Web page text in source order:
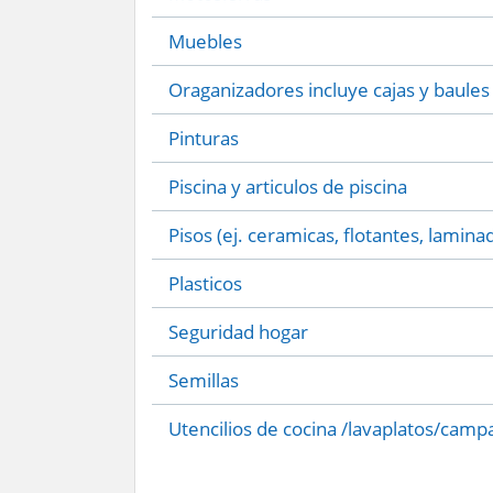
Muebles
Oraganizadores incluye cajas y baules
Pinturas
Piscina y articulos de piscina
Pisos (ej. ceramicas, flotantes,
Plasticos
Seguridad hogar
Semillas
Utencilios de cocina /lavaplatos/